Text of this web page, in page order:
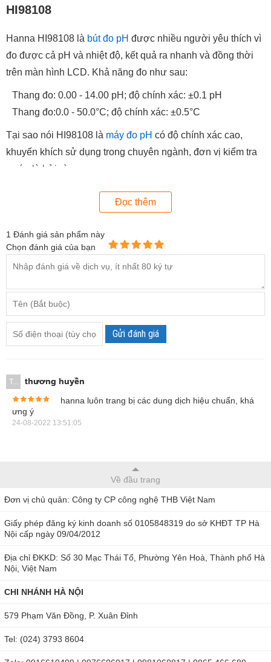
HI98108
Hanna HI98108 là bút đo pH được nhiều người yêu thích vì
đo được cả pH và nhiệt độ, kết quả ra nhanh và đồng thời
trên màn hình LCD. Khả năng đo như sau:
Thang đo: 0.00 - 14.00 pH; độ chính xác: ±0.1 pH
Thang đo:0.0 - 50.0°C; độ chính xác: ±0.5°C
Tại sao nói HI98108 là máy đo pH có độ chính xác cao,
khuyến khích sử dụng trong chuyên ngành, đơn vị kiểm tra
nước là bởi vì:
Điện cực thiết kế thông minh, độ nhạy cao, không gỉ sét,
không biến đổi tính chất lý hóa theo thời gian.
vải giảm thiểu tắc nghẽn.
Máy có cảm biến nhiệt độ tiếp xúc giúp bù nhiệt độ tự
động.
Cho phép hiệu chuẩn: tự động, hai điểm (pH7.01 và
pH4.01 hoặc 10.01).
Trọn bộ bút đo pH Hanna HI98108
Đọc thêm
1 Đánh giá sản phẩm này
Chọn đánh giá của bạn
Gửi đánh giá
T...
thương huyền
hanna luôn trang bị các dung dịch hiệu chuẩn, khá
ưng ý
24-08-2022 13:51:05
Về đầu trang
Đơn vị chủ quản: Công ty CP công nghệ THB Việt Nam
Giấy phép đăng ký kinh doanh số 0105848319 do sở KHĐT TP Hà
Nội cấp ngày 09/04/2012
Địa chỉ ĐKKD: Số 30 Mạc Thái Tổ, Phường Yên Hoà, Thành phố Hà
Nội, Việt Nam
CHI NHÁNH HÀ NỘI
579 Phạm Văn Đồng, P. Xuân Đỉnh
Tel: (024) 3793 8604